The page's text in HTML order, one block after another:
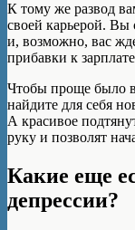
К тому же развод
своей карьерой. Вы
и, возможно, вас
прибавки к
Чтобы проще было
найдите для себя
А красивое
руку и позволят
Какие еще
депрессии?